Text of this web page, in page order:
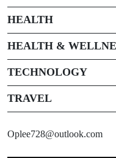
HEALTH
HEALTH &
TECHNOLOGY
TRAVEL
Oplee728@outlook.com